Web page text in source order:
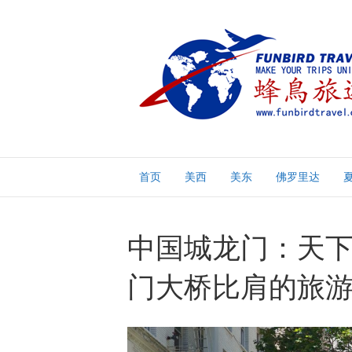
首页 美西 美东 佛罗里达
中国城龙门：天
门大桥比肩的旅